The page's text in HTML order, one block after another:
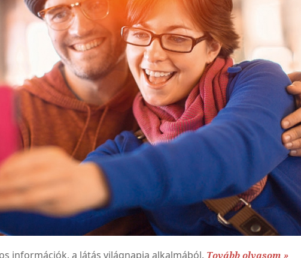
információk, a látás világnapja alkalmából. Tovább olvasom »